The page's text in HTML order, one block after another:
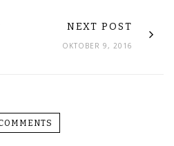
NEXT POST
OKTOBER 9, 2016